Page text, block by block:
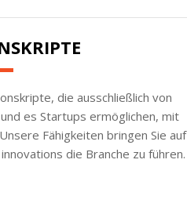
die ausschließlich von
es Startups ermöglichen, mit
Fähigkeiten bringen Sie auf
die Branche zu führen.